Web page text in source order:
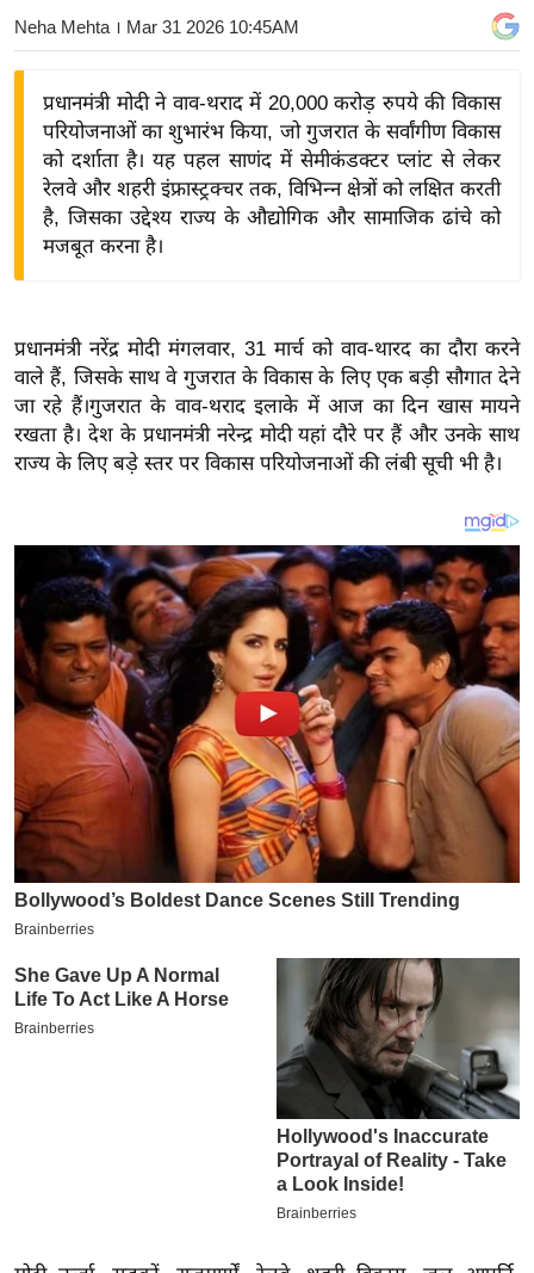
य
बि
द्यो
त
वि
शे
ष
ज्ञ
खे
ल
ट
I
P
L
2
2
6
Neha Mehta । Mar 31 2026 10:45AM
प्रधानमंत्री मोदी ने वाव-थराद में 20,000 करोड़ रुपये की विकास
परियोजनाओं का शुभारंभ किया, जो गुजरात के सर्वांगीण विकास
को दर्शाता है। यह पहल साणंद में सेमीकंडक्टर प्लांट से लेकर
रेलवे और शहरी इंफ्रास्ट्रक्चर तक, विभिन्न क्षेत्रों को लक्षित करती
है, जिसका उद्देश्य राज्य के औद्योगिक और सामाजिक ढांचे को
मजबूत करना है।
प्रधानमंत्री नरेंद्र मोदी मंगलवार, 31 मार्च को वाव-थारद का दौरा करने
वाले हैं, जिसके साथ वे गुजरात के विकास के लिए एक बड़ी सौगात देने
जा रहे हैं।गुजरात के वाव-थराद इलाके में आज का दिन खास मायने
रखता है। देश के प्रधानमंत्री नरेन्द्र मोदी यहां दौरे पर हैं और उनके साथ
राज्य के लिए बड़े स्तर पर विकास परियोजनाओं की लंबी सूची भी है।